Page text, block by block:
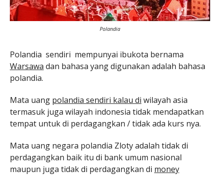
Polandia
Polandia sendiri mempunyai ibukota bernama
Warsawa dan bahasa yang digunakan adalah bahasa
polandia.
Mata uang polandia sendiri kalau di wilayah asia
termasuk juga wilayah indonesia tidak mendapatkan
tempat untuk di perdagangkan / tidak ada kurs nya.
Mata uang negara polandia Zloty adalah tidak di
perdagangkan baik itu di bank umum nasional
maupun juga tidak di perdagangkan di money